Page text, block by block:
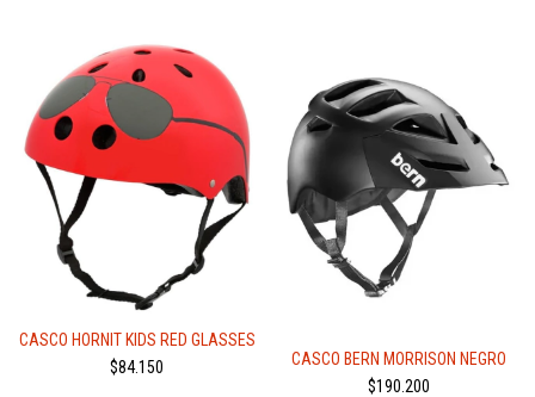
CASCO HORNIT KIDS RED GLASSES
$84.150
CASCO BERN MORRISON NEGRO
$190.200